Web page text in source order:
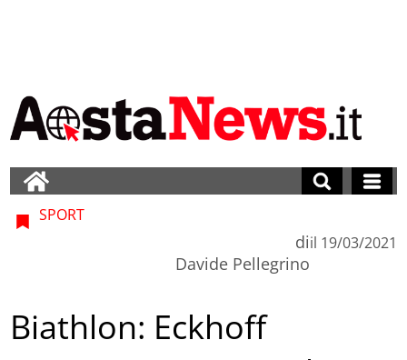
SPORT
di
Davide Pellegrino
il 19/03/2021
Biathlon: Eckhoff